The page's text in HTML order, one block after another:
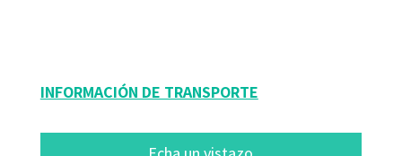
INFORMACIÓN DE TRANSPORTE